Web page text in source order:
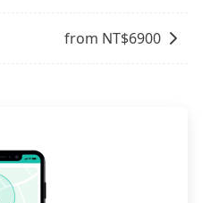
from NT$6900